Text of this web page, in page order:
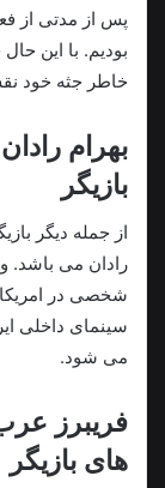
پس از مدتی از
بودیم. با این
خاطر جثه خود
بهرام
بازیگر
از جمله دیگر
رادان می باشد.
شخصی در امریکا
سینمای داخلی
می شود.
فریبرز
های بازیگر